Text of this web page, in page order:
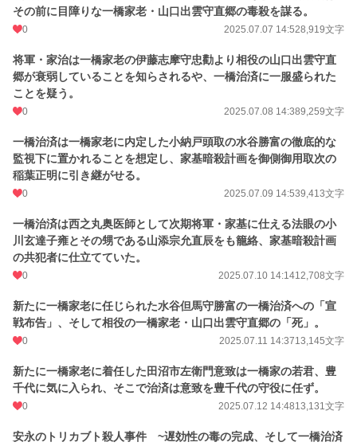
その前に目障りな一橋家老・山口出雲守直郷の毒殺を謀る。
0 2025.07.07 14:528,919文字
将軍・家治は一橋家老の伊藤志摩守忠勸より相役の山口出雲守直
郷が衰弱していることを知らされるや、一橋治済に一服盛られた
ことを疑う。
0 2025.07.08 14:389,259文字
一橋治済は一橋家老に内定した小納戸頭取の水谷勝富の徹底的な
監視下に置かれることを想定し、家基暗殺計画を御側御用取次の
稲葉正明に引き継がせる。
0 2025.07.09 14:539,413文字
一橋治済は西之丸奥医師として次期将軍・家基に仕える法眼の小
川玄達子雍とその甥である山添宗允直辰をも籠絡、家基暗殺計画
の共犯者に仕立てていた。
0 2025.07.10 14:1412,708文字
新たに一橋家老に任じられた水谷但馬守勝富の一橋治済への「宣
戦布告」、そして相役の一橋家老・山口出雲守直郷の「死」。
0 2025.07.11 14:3713,145文字
新たに一橋家老に着任した田沼市左衛門意致は一橋家の若君、豊
千代に気に入られ、そこで治済は意致を豊千代の守役に任ず。
0 2025.07.12 14:4813,131文字
安永のトリカブト殺人事件 ~遅効性の毒の完成、そして一橋治済